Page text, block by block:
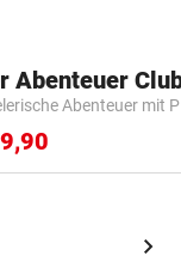
Abenteuer
Abenteuer mit
chevron_right